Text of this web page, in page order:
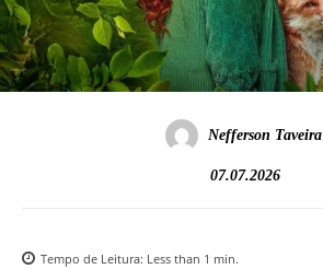
Nefferson Taveira
07.07.2026
Tempo de Leitura: Less than 1 min.